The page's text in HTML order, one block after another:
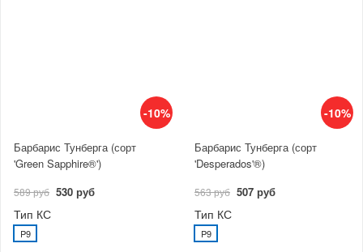
-10%
Барбарис Тунберга (сорт
'Green Sapphire®')
589 руб 530 руб
Тип КС
P9
-10%
Барбарис Тунберга (сорт
'Desperados'®)
563 руб 507 руб
Тип КС
P9